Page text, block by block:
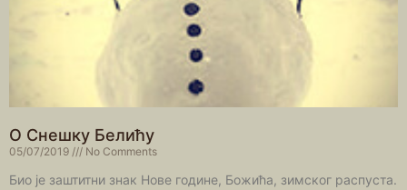
О Снешку Белићу
05/07/2019 No Comments
Био је заштитни знак Нове године, Божића, зимског распуста.